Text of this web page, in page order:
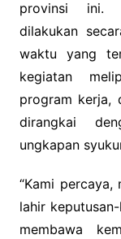
provinsi ini.
dilakukan
waktu yang
kegiatan
program kerja,
dirangkai
ungkapan
“Kami percaya,
lahir
membawa